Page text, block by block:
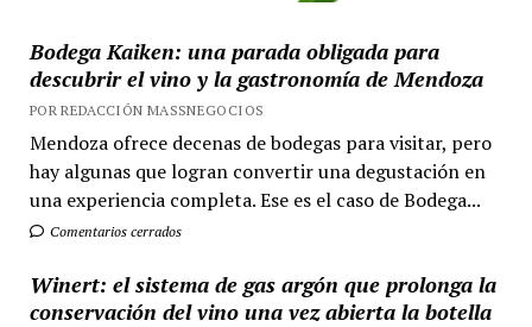
Bodega Kaiken: una parada obligada para
descubrir el vino y la gastronomía de Mendoza
POR REDACCIÓN MASSNEGOCIOS
Mendoza ofrece decenas de bodegas para visitar, pero
hay algunas que logran convertir una degustación en
una experiencia completa. Ese es el caso de Bodega...
Comentarios cerrados
Winert: el sistema de gas argón que prolonga la
conservación del vino una vez abierta la botella